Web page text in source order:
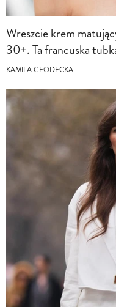
Wreszcie krem
30+. Ta francuska
KAMILA GEODECKA